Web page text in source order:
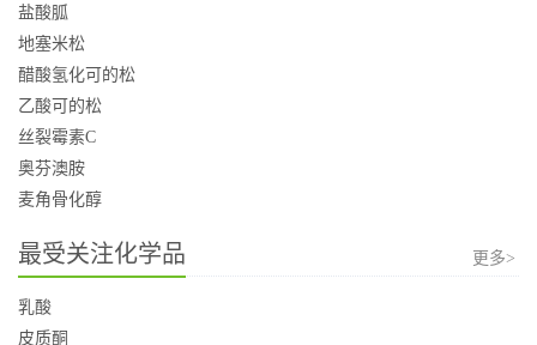
盐酸胍
地塞米松
醋酸氢化可的松
乙酸可的松
丝裂霉素C
奥芬澳胺
麦角骨化醇
最受关注化学品 更多>
乳酸
皮质酮